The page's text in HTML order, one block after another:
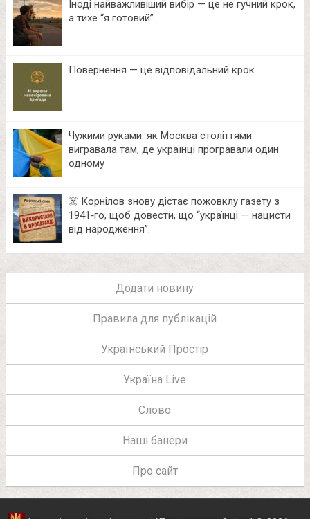
Іноді найважливіший вибір — це не гучний крок,
а тихе “я готовий”.
Повернення — це відповідальний крок
Чужими руками: як Москва століттями
вигравала там, де українці програвали один
одному
☠️ Корнілов знову дістає пожовклу газету з
1941‑го, щоб довести, що “українці — нацисти
від народження”.
Додати новину
Правила для публікацій
Український Простір
Україна Live
Слово
Наші банери
Про сайт